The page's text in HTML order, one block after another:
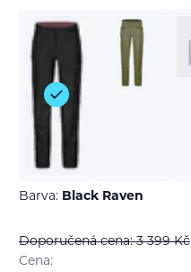
Barva: Black Raven
Doporučená cena: 3 399Kč
Cena: